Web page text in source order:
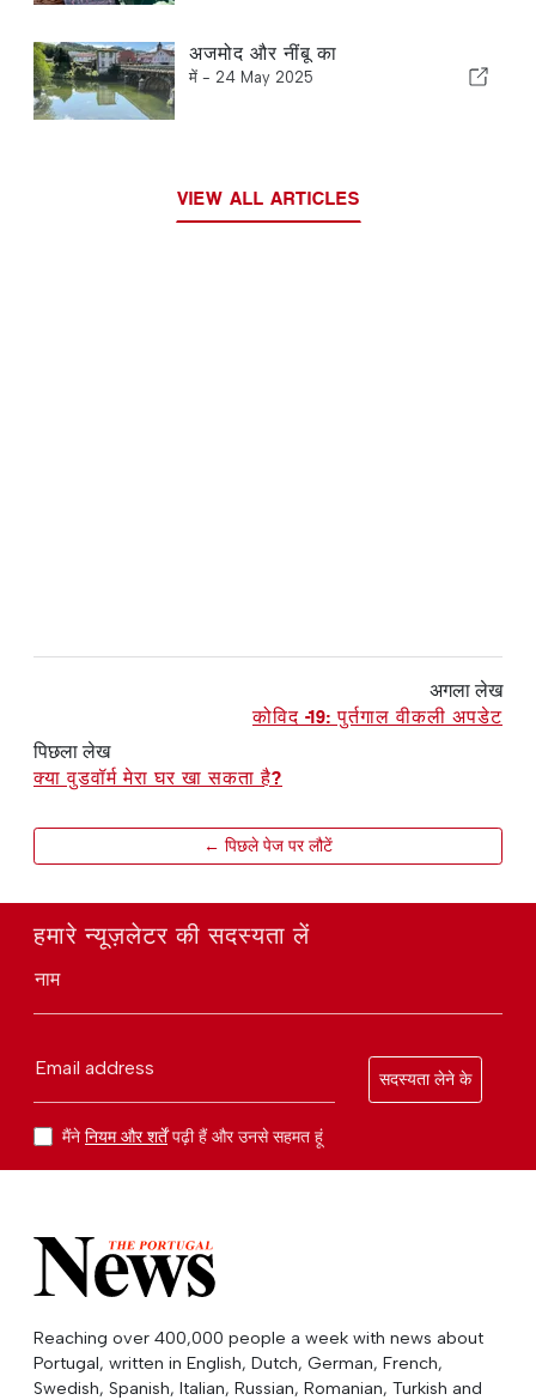
अजमोद और नींबू का
में - 24 May 2025
VIEW ALL ARTICLES
अगला लेख
कोविद -19: पुर्तगाल वीकली अपडेट
पिछला लेख
क्या वुडवॉर्म मेरा घर खा सकता है?
← पिछले पेज पर लौटें
हमारे न्यूज़लेटर की सदस्यता लें
नाम
Email address
सदस्यता लेने के
मैंने नियम और शर्तेंपढ़ी हैं और उनसे सहमत हूं
Reaching over 400,000 people a week with news about
Portugal, written in English, Dutch, German, French,
Swedish, Spanish, Italian, Russian, Romanian, Turkish and